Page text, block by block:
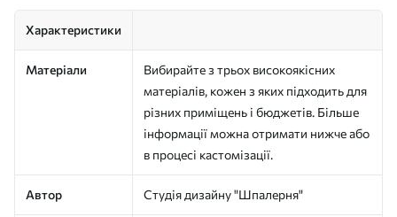
Характеристики
Матеріали
Вибирайте з трьох високоякісних
матеріалів, кожен з яких підходить для
різних приміщень і бюджетів. Більше
інформації можна отримати нижче або
в процесі кастомізації.
Автор Студія дизайну "Шпалерня"